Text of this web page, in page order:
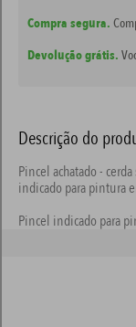
Compra segura.
Devolução grátis.
Descrição do
Pincel achatado -
indicado para pintura
Pincel indicado para